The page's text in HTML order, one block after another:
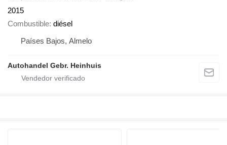
2015
Combustible diésel
Países Bajos, Almelo
Autohandel Gebr. Heinhuis